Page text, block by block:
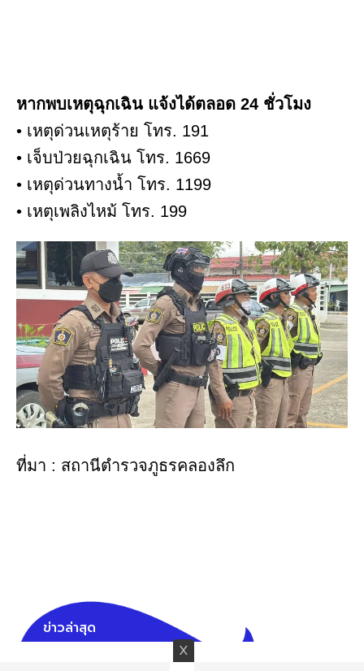
หากพบเหตุฉุกเฉิน แจ้งได้ตลอด 24 ชั่วโมง
• เหตุด่วนเหตุร้าย โทร. 191
• เจ็บป่วยฉุกเฉิน โทร. 1669
• เหตุด่วนทางน้ำ โทร. 1199
• เหตุเพลิงไหม้ โทร. 199
ที่มา : สถานีตำรวจภูธรคลองลึก
ข่าวล่าสุด